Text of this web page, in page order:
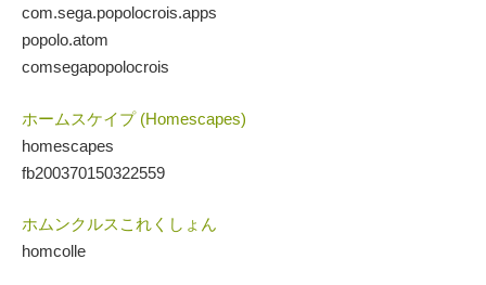
com.sega.popolocrois.apps
popolo.atom
comsegapopolocrois
ホームスケイプ (Homescapes)
homescapes
fb200370150322559
ホムンクルスこれくしょん
homcolle